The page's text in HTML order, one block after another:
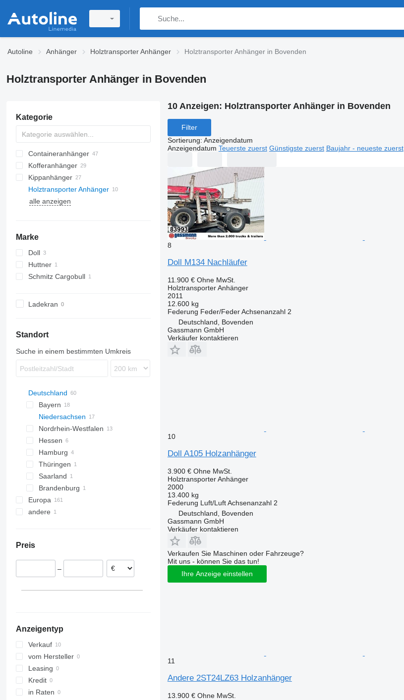
Autoline Anhänger Holztransporter Anhänger Holztransporter Anhänger in Bovenden
Holztransporter Anhänger in Bovenden
Kategorie
Containeranhänger
Kofferanhänger
Kippanhänger
Holztransporter Anhänger
alle anzeigen
Marke
Doll
A-series
Huttner
Schmitz Cargobull
Ladekran
Standort
Suche in einem bestimmten Umkreis
Deutschland
Bayern
Bayreuth
Würzburg
Moosburg an der Isar
Landshut
Regensburg
Niedersachsen
Göttingen
Bovenden
Braunschweig
Hildesheim
Oldenburg
Peine
Nordrhein-Westfalen
Paderborn
Lemgo
Münster
Korschenbroich
Hessen
Burghaun
Gross-Umstadt
Hamburg
Hamburg
Thüringen
Saarland
Saarbrücken
Brandenburg
Oranienburg
Europa
Polen
Schweden
Österreich
andere
Preis
–
Anzeigentyp
Verkauf
vom Hersteller
Leasing
Kredit
in Raten
10 Anzeigen: Holztransporter Anhänger in Bovenden
Filter
Sortierung: Anzeigendatum
Anzeigendatum Teuerste zuerst Günstigste zuerst Baujahr - neueste zuerst
8
Doll M134 Nachläufer
11.900 € Ohne MwSt.
Holztransporter Anhänger
2011
12.600 kg
Federung Feder/Feder Achsenanzahl 2
Deutschland, Bovenden
Gassmann GmbH
Verkäufer kontaktieren
10
Doll A105 Holzanhänger
3.900 € Ohne MwSt.
Holztransporter Anhänger
2000
13.400 kg
Federung Luft/Luft Achsenanzahl 2
Deutschland, Bovenden
Gassmann GmbH
Verkäufer kontaktieren
Verkaufen Sie Maschinen oder Fahrzeuge?
Mit uns - können Sie das tun!
Ihre Anzeige einstellen
11
Andere 2ST24LZ63 Holzanhänger
13.900 € Ohne MwSt.